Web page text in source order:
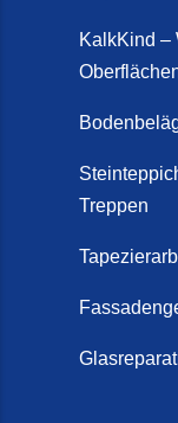
KalkKind –
Treppen